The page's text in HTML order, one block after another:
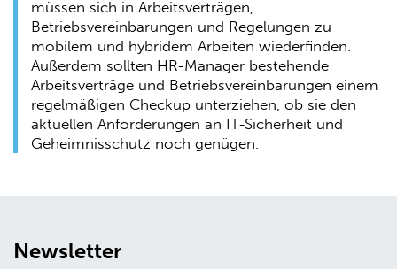
müssen sich in Arbeitsverträgen,
Betriebsvereinbarungen und Regelungen zu
mobilem und hybridem Arbeiten wiederfinden.
Außerdem sollten HR-Manager bestehende
Arbeitsverträge und Betriebsvereinbarungen einem
regelmäßigen Checkup unterziehen, ob sie den
aktuellen Anforderungen an IT-Sicherheit und
Geheimnisschutz noch genügen.
Newsletter